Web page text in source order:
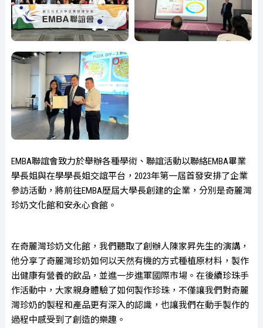
EMBA聯誼會致力於舉辦各種學術、聯誼活動以聯絡EMBA畢業
學長姐與在學學長姐交誼平台，2023年第一屆首發安排了企業
參訪活動，將前往EMBA歷屆大學長創建的企業，分別是奇麗灣
珍奶文化館和安永心食館。
在奇麗灣珍奶文化館，我們聽取了創辦人陳家昇先生的演講，
他分享了奇麗灣珍奶如何以天然有機的方式種植原材料，製作
出健康有營養的飲品，並進一步進軍國際市場。在後續珍珠手
作活動中，大家親身體驗了如何製作珍珠，不僅讓我們對奇麗
灣珍奶的製程和產品更有深入的認識，也讓我們在動手製作的
過程中感受到了創造的樂趣。